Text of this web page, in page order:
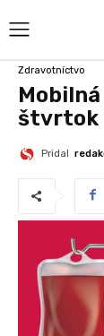
Zdravotníctvo
štvrtok
Pridal